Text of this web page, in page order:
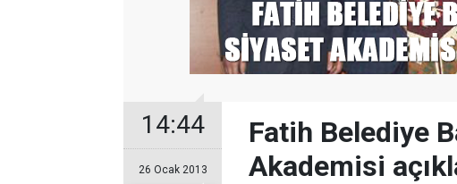
14:44
26 Ocak 2013
Fatih Belediye
Akademisi